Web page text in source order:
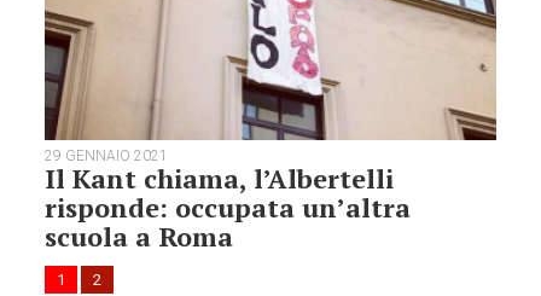
29 GENNAIO 2021
Il Kant chiama, l’Albertelli
risponde: occupata un’altra
scuola a Roma
1 2